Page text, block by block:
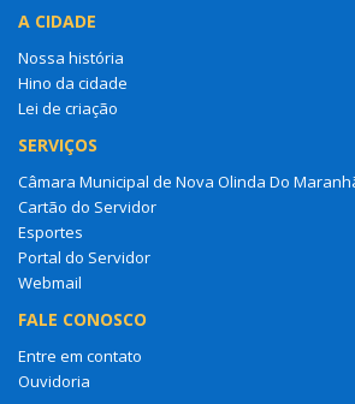
A CIDADE
Nossa história
Hino da cidade
Lei de criação
SERVIÇOS
Câmara Municipal de Nova Olinda Do
Cartão do Servidor
Esportes
Portal do Servidor
Webmail
FALE CONOSCO
Entre em contato
Ouvidoria